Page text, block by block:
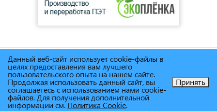
© Сеть магазинов инструмента и техники"Торговый дом
Снабженец" 1995г. - 2025г.
Позвоните нам!
Данный веб-сайт использует cookie-файлы в
целях предоставления вам лучшего
пользовательского опыта на нашем сайте.
Продолжая использовать данный сайт, вы
соглашаетесь с использованием нами cookie-
файлов. Для получения дополнительной
информации см.Политика Cookie.
Принять